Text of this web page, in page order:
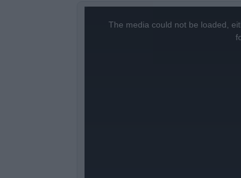
The media could not be loaded,